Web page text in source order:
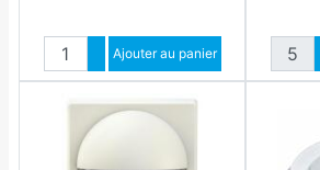
Quantité
Augmenter quantité
Diminuer quantité
Ajouter au panier